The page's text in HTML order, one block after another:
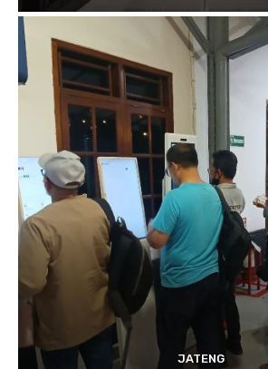
JATENG